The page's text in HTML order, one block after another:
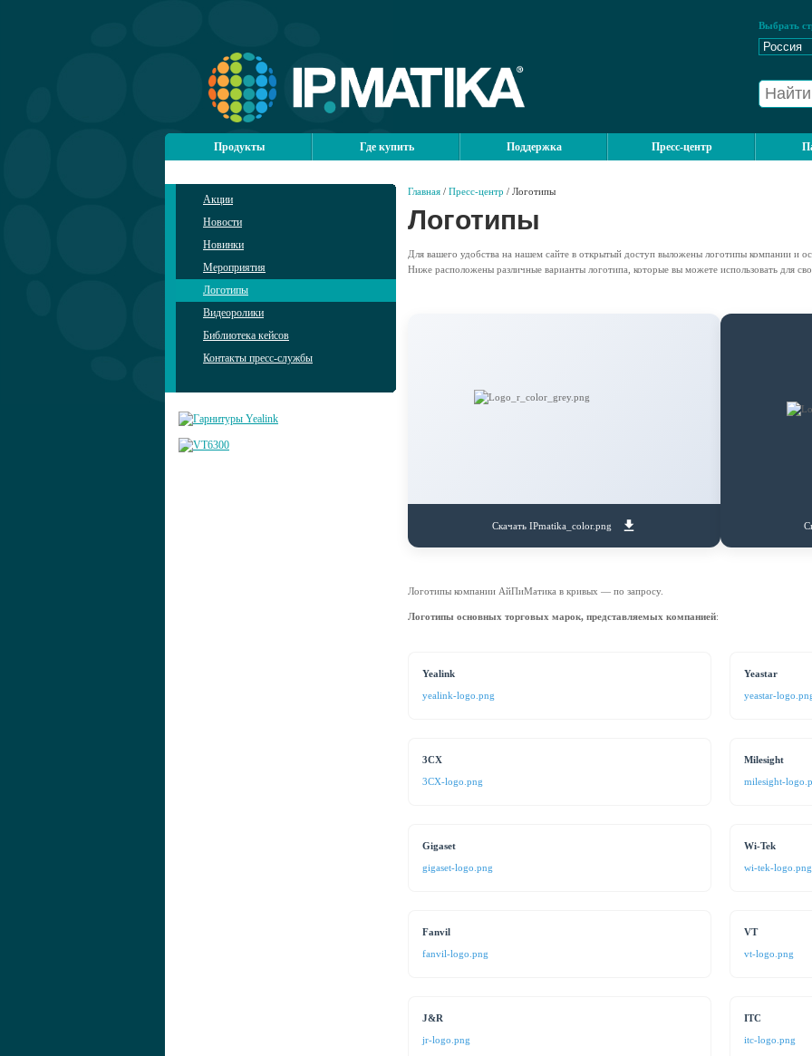
Выбрать
Продукты Где купить Поддержка Пресс-центр
Акции
Новости
Новинки
Мероприятия
Логотипы
Видеоролики
Библиотека кейсов
Контакты пресс-службы
Главная / Пресс-центр / Логотипы
Логотипы
Для вашего удобства на нашем сайте в открытый доступ выложены логотипы компании и
Ниже расположены различные варианты логотипа, которые вы можете использовать для
Скачать IPmatika_color.png
Логотипы компании АйПиМатика в кривых — по запросу.
Логотипы основных торговых марок, представляемых компанией:
Yealink
yealink-logo.png
Yeastar
yeastar-
3CX
3CX-logo.png
Milesight
milesight-
Gigaset
gigaset-logo.png
Wi-Tek
wi-tek-logo.png
Fanvil
fanvil-logo.png
VT
vt-logo.png
J&R
jr-logo.png
ITC
itc-logo.png